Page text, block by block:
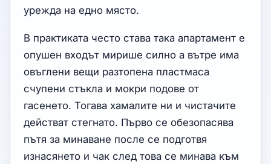
урежда на едно място.
В практиката често става така апартамент е
опушен входът мирише силно а вътре има
овъглени вещи разтопена пластмаса
счупени стъкла и мокри подове от
гасенето. Тогава хамалите ни и чистачите
действат стегнато. Първо се обезопасява
пътя за минаване после се подготвя
изнасянето и чак след това се минава към